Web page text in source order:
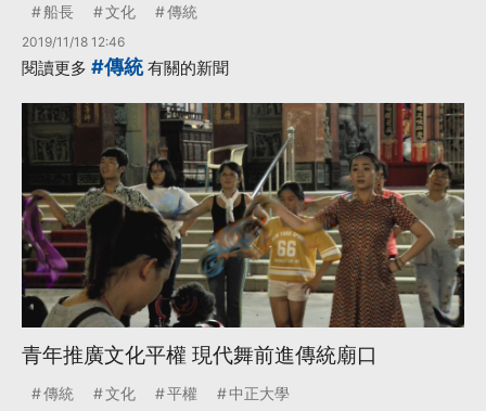
船長 文化 傳統
2019/11/18 12:46
閱讀更多 #傳統有關的新聞
青年推廣文化平權 現代舞前進傳統廟口
傳統 文化 平權 中正大學